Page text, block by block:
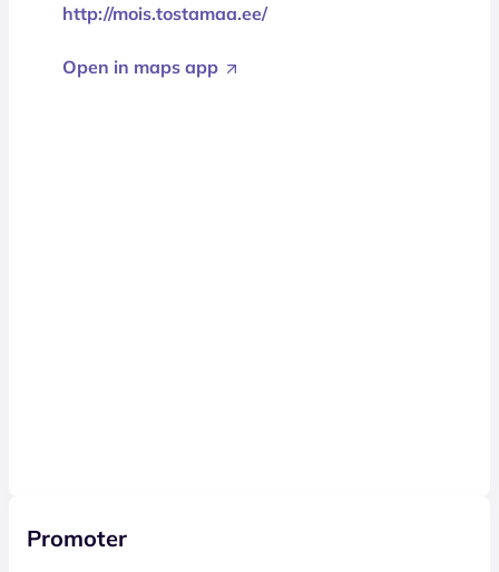
http://mois.tostamaa.ee/
Open in maps app
Promoter